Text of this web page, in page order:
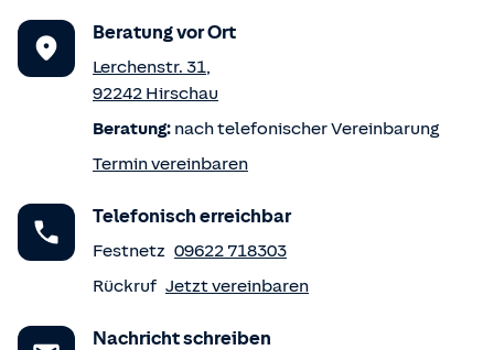
Beratung vor Ort
Lerchenstr. 31,
92242 Hirschau
Beratung: nach telefonischer Vereinbarung
Termin vereinbaren
Telefonisch erreichbar
Festnetz 09622 718303
Rückruf Jetzt vereinbaren
Nachricht schreiben